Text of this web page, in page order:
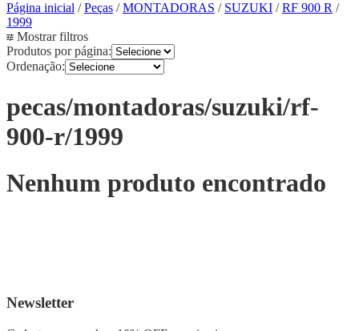
Página inicial /Peças /MONTADORAS / SUZUKI /RF 900 R /
1999
Mostrar filtros
Produtos por página:
Ordenação:
pecas/montadoras/suzuki/rf-
900-r/1999
Nenhum produto encontrado
Newsletter